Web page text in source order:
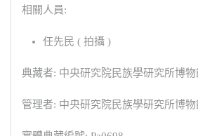
相關人員:
任先民 ( 拍攝 )
典藏者: 中央研究院民族學研究所博物
管理者: 中央研究院民族學研究所博物